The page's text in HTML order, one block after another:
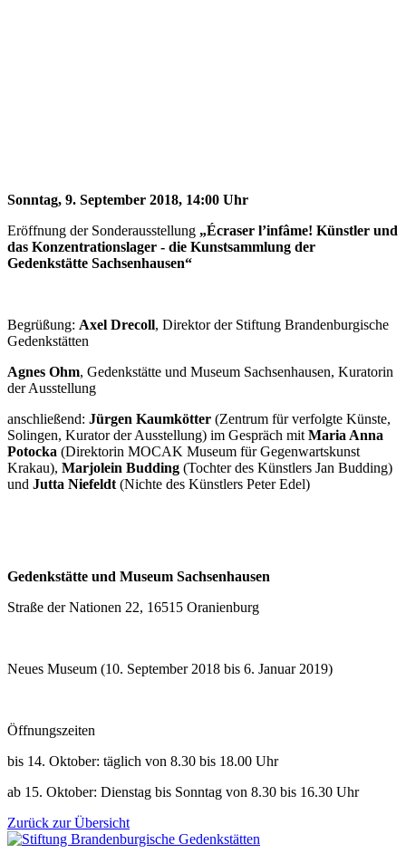
Sonntag, 9. September 2018, 14:00 Uhr
Eröffnung der Sonderausstellung „Écraser l’infâme! Künstler und
das Konzentrationslager - die Kunstsammlung der
Gedenkstätte Sachsenhausen“
Begrüßung: Axel Drecoll, Direktor der Stiftung Brandenburgische
Gedenkstätten
Agnes Ohm, Gedenkstätte und Museum Sachsenhausen, Kuratorin
der Ausstellung
anschließend: Jürgen Kaumkötter (Zentrum für verfolgte Künste,
Solingen, Kurator der Ausstellung) im Gespräch mit Maria Anna
Potocka (Direktorin MOCAK Museum für Gegenwartskunst
Krakau), Marjolein Budding (Tochter des Künstlers Jan Budding)
und Jutta Niefeldt (Nichte des Künstlers Peter Edel)
Gedenkstätte und Museum Sachsenhausen
Straße der Nationen 22, 16515 Oranienburg
Neues Museum (10. September 2018 bis 6. Januar 2019)
Öffnungszeiten
bis 14. Oktober: täglich von 8.30 bis 18.00 Uhr
ab 15. Oktober: Dienstag bis Sonntag von 8.30 bis 16.30 Uhr
Zurück zur Übersicht